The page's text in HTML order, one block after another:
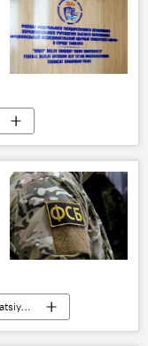
Rossiyaning Donbassdagi maxsus harbiy operatsiyasi